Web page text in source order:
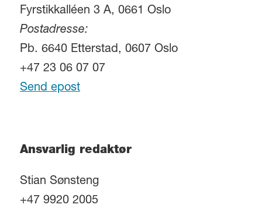
Fyrstikkalléen 3 A, 0661 Oslo
Postadresse:
Pb. 6640 Etterstad, 0607 Oslo
+47 23 06 07 07
Send epost
Ansvarlig redaktør
Stian Sønsteng
+47 9920 2005